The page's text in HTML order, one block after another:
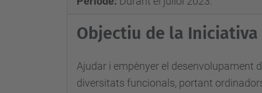
Objectiu de la Iniciativa
Ajudar i empènyer el desenvolupament
diversitats funcionals, portant